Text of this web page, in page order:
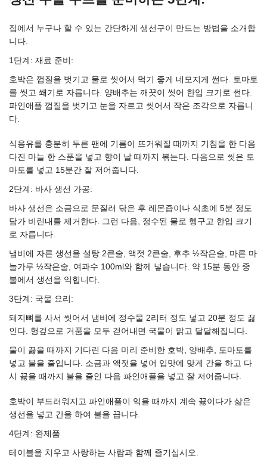
집에서 누구나 할 수 있는 간단하게 생선구이 만드는 방법을 소개합
니다.
1단계: 재료 준비:
호박은 껍질을 벗기고 물로 씻어서 먹기 좋게 네모지게 썬다. 토마토
를 씻고 쐐기로 자릅니다. 양배추는 깨끗이 씻어 한입 크기로 썬다.
파인애플 껍질을 ​​벗기고 눈을 자르고 씻어서 작은 조각으로 자릅니
다.
식용유를 충분히 두른 팬에 기름이 뜨거워질 때까지 기침을 한 다음
다진 마늘 한 스푼을 넣고 향이 날 때까지 볶는다. 다음으로 씻은 토
마토를 넣고 15분간 잘 저어줍니다.
2단계: 바사 생선 가공:
바사 생선은 소금으로 문질러 닦은 후 레몬즙이나 식초에 5분 정도
담가 비린내를 제거한다. 그런 다음, 정수된 물로 헹구고 한입 크기
로 자릅니다.
냄비에 자른 생선을 설탕 2큰술, 액젓 2큰술, 후추 ½작은술, 마른 마
늘가루 ½작은술, 여과수 100ml와 함께 넣습니다. 약 15분 동안 중
불에서 생선을 익힙니다.
3단계: 국물 요리:
돼지뼈를 사서 씻어서 냄비에 정수물 2리터 정도 넣고 20분 정도 끓
인다. 헝겊으로 거품을 모두 걷어내면 국물이 맑고 달달해집니다.
물이 끓을 때까지 기다린 다음 미리 준비한 호박, 양배추, 토마토를
넣고 불을 줄입니다. 소금과 액젓을 넣어 입맛에 맞게 간을 하고 다
시 끓을 때까지 불을 줄인 다음 파인애플을 넣고 잘 저어줍니다.
호박이 부드러워지고 파인애플이 익을 때까지 계속 끓이다가 삶은
생선을 넣고 간을 하여 불을 끕니다.
4단계: 완제품
테이블을 치우고 사랑하는 사람과 함께 즐기십시오.